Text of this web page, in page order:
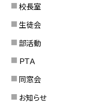
校長室
生徒会
部活動
ＰＴＡ
同窓会
お知らせ